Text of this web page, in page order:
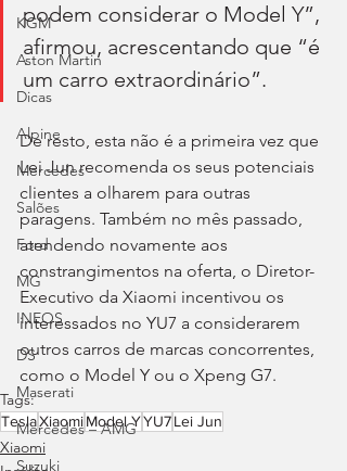
KGM
Aston Martin
Dicas
Alpine
Mercedes
Salões
Ford
MG
INEOS
DS
Maserati
Mercedes – AMG
Suzuki
podem considerar o Model Y”,
afirmou, acrescentando que “é
um carro extraordinário”.
De resto, esta não é a primeira vez que
Lei Jun recomenda os seus potenciais
clientes a olharem para outras
paragens. Também no mês passado,
atendendo novamente aos
constrangimentos na oferta, o Diretor-
Executivo da Xiaomi incentivou os
interessados no YU7 a considerarem
outros carros de marcas concorrentes,
como o Model Y ou o Xpeng G7.
Tags:
TeslaXiaomiModel YYU7Lei Jun
Xiaomi